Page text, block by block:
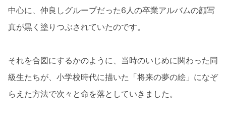
中心に、仲良しグループだった6人の卒業アルバムの顔写
真が黒く塗りつぶされていたのです。
それを合図にするかのように、当時のいじめに関わった同
級生たちが、小学校時代に描いた「将来の夢の絵」になぞ
らえた方法で次々と命を落としていきました。